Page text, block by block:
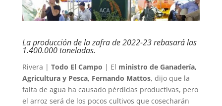
La producción de la zafra de 2022-23 rebasará las
1.400.000 toneladas.
Rivera | Todo El Campo | El ministro de Ganadería,
Agricultura y Pesca, Fernando Mattos, dijo que la
falta de agua ha causado pérdidas productivas, pero
el arroz será de los pocos cultivos que cosecharán